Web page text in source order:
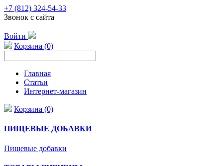
+7 (812) 324-54-33
Звонок с сайта
Войти
Корзина (0)
Главная
Статьи
Интернет-магазин
Корзина (0)
ПИЩЕВЫЕ ДОБАВКИ
Пищевые добавки